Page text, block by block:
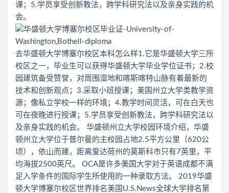
课；5.学员享受创新教法，跨学科研究法以及亲身实践的机
会。
去华盛顿大学博塞尔校区本科怎么样1.它是华盛顿大学三所
校区之一，毕业生可以获得华盛顿大学毕业学位证书；2.校
园建筑备受赞誉，对周围湿地和喀斯喀特山脉有着最新的
技术和创新观点；3.采取小班授课；美国州立大学类教学资
源；像私立学校一样的环境；4.教学时间灵活，可在白天也
可在夜晚进行授课；5.学员享受创新教法，跨学科研究法以
及亲身实践的机会。 华盛顿州立大学校园环境介绍，华盛
顿州立大学位于普尔曼的主校园占地2.5平方公里（620公
顷），依山而建，距离爱达荷州的莫斯科市只有7英里，平
均海拔2500英尺。 OCA是许多美国大学对于英语成都不满
足入学条件的国际学生所使用的一种录取方法。 2019华盛
顿大学博塞尔校区世界排名美国U.S.News全球大学排名第